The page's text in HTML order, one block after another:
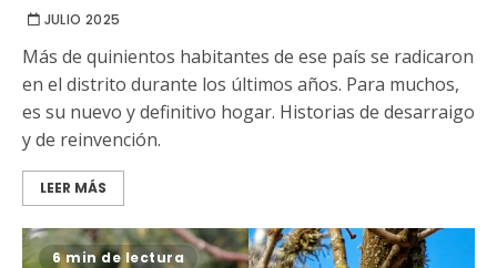
JULIO 2025
Más de quinientos habitantes de ese país se radicaron
en el distrito durante los últimos años. Para muchos,
es su nuevo y definitivo hogar. Historias de desarraigo
y de reinvención.
LEER MÁS
6 min de lectura